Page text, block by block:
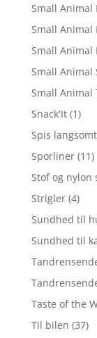
Small Animal
Small Animal
Small Animal
Small Animal
Small Animal
Snack'It (1)
Spis
Sporliner (11)
Stof og nylon
Strigler (4)
Sundhed til
Sundhed til
Taste of the
Til bilen (37)